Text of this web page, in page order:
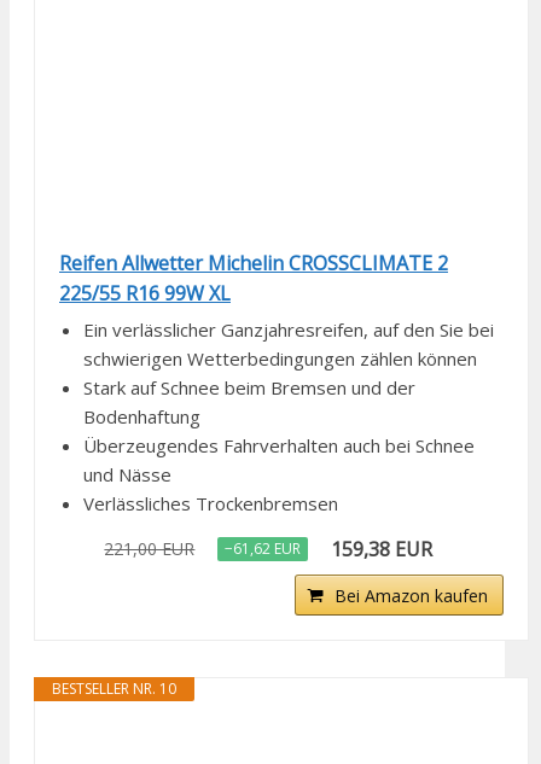
Reifen Allwetter Michelin CROSSCLIMATE 2
225/55 R16 99W XL
Ein verlässlicher Ganzjahresreifen, auf den Sie bei
schwierigen Wetterbedingungen zählen können
Stark auf Schnee beim Bremsen und der
Bodenhaftung
Überzeugendes Fahrverhalten auch bei Schnee
und Nässe
Verlässliches Trockenbremsen
221,00 EUR −61,62 EUR 159,38 EUR
Bei Amazon kaufen
BESTSELLER NR. 10